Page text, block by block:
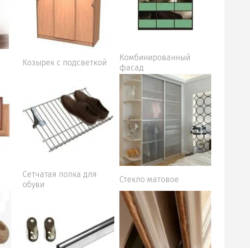
Козырек с подсветкой
Комбинированный
фасад
Сетчатая полка для
обуви
Стекло матовое